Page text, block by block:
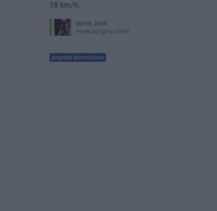
18 km/h.
Marek Jasik
marek.jasik@ino.online
pogoda inowrocław